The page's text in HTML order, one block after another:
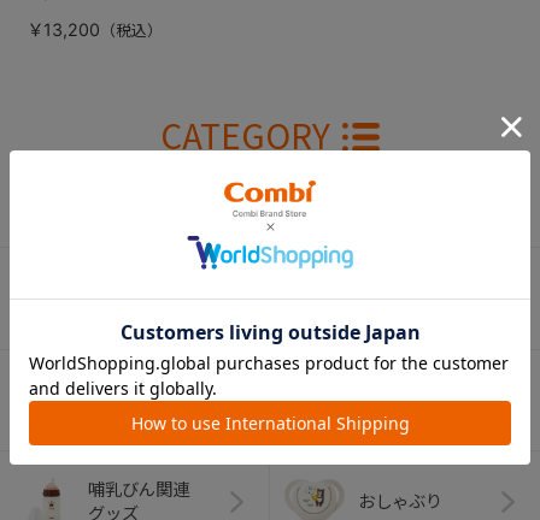
￥13,200
CATEGORY
カテゴリー
ベビーカー チャイルドシート
ベビーラック＆
（子守帯）
哺乳びん関連
グッズ
おしゃぶり